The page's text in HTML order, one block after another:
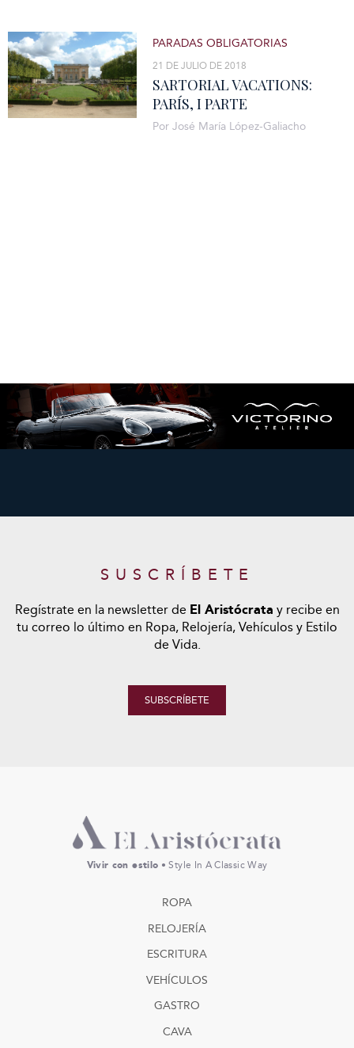
SARTORIAL VACATIONS:
PARÍS, I PARTE
21 DE JULIO DE 2018
PARADAS OBLIGATORIAS
Por José María López-Galiacho
SUSCRÍBETE
Regístrate en la newsletter de El Aristócrata y recibe en
tu correo lo último en Ropa, Relojería, Vehículos y Estilo
de Vida.
SUBSCRÍBETE
Vivir con estilo • Style In A Classic Way
ROPA
RELOJERÍA
ESCRITURA
VEHÍCULOS
GASTRO
CAVA